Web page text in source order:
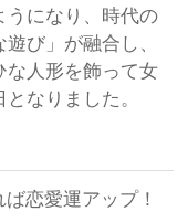
うになり、時代の
び」が融合し、
な人形を飾って女
なりました。